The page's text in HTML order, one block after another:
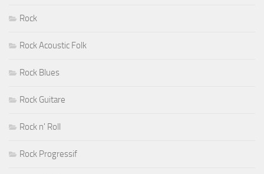
Rock
Rock Acoustic Folk
Rock Blues
Rock Guitare
Rock n' Roll
Rock Progressif